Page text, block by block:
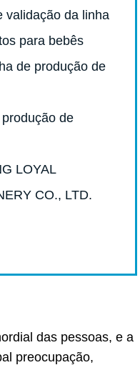
validação da linha
para bebês
de produção de
de
LOYAL
CO., LTD.
das pessoas, e a
preocupação,